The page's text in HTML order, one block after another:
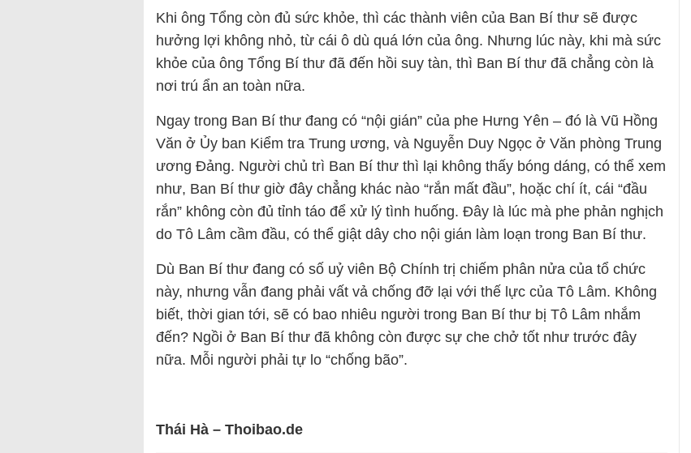
Khi ông Tổng còn đủ sức khỏe, thì các thành viên của Ban Bí thư sẽ được
hưởng lợi không nhỏ, từ cái ô dù quá lớn của ông. Nhưng lúc này, khi mà sức
khỏe của ông Tổng Bí thư đã đến hồi suy tàn, thì Ban Bí thư đã chẳng còn là
nơi trú ẩn an toàn nữa.
Ngay trong Ban Bí thư đang có “nội gián” của phe Hưng Yên – đó là Vũ Hồng
Văn ở Ủy ban Kiểm tra Trung ương, và Nguyễn Duy Ngọc ở Văn phòng Trung
ương Đảng. Người chủ trì Ban Bí thư thì lại không thấy bóng dáng, có thể xem
như, Ban Bí thư giờ đây chẳng khác nào “rắn mất đầu”, hoặc chí ít, cái “đầu
rắn” không còn đủ tỉnh táo để xử lý tình huống. Đây là lúc mà phe phản nghịch
do Tô Lâm cầm đầu, có thể giật dây cho nội gián làm loạn trong Ban Bí thư.
Dù Ban Bí thư đang có số uỷ viên Bộ Chính trị chiếm phân nửa của tổ chức
này, nhưng vẫn đang phải vất vả chống đỡ lại với thế lực của Tô Lâm. Không
biết, thời gian tới, sẽ có bao nhiêu người trong Ban Bí thư bị Tô Lâm nhắm
đến? Ngồi ở Ban Bí thư đã không còn được sự che chở tốt như trước đây
nữa. Mỗi người phải tự lo “chống bão”.
Thái Hà – Thoibao.de